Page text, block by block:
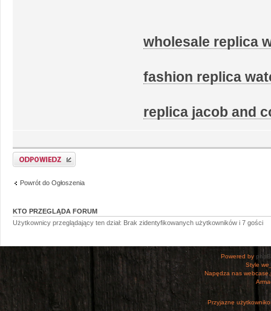
wholesale replica
fashion replica
replica jacob and
Odpowiedz
Powrót do Ogłoszenia
KTO PRZEGLĄDA FORUM
Użytkownicy przeglądający ten dział: Brak zidentyfikowanych użytkowników i 7 gości
Powered by
Style
Napędza nas
Przyjazne